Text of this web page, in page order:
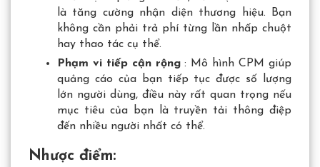
là tăng cường nhận diện thương hiệu. Bạn
không cần phải trả phí từng lần nhấp chuột
hay thao tác cụ thể.
Phạm vi tiếp cận rộng: Mô hình CPM giúp
quảng cáo của bạn tiếp tục được số lượng
lớn người dùng, điều này rất quan trọng nếu
mục tiêu của bạn là truyền tải thông điệp
đến nhiều người nhất có thể.
Nhược điểm: